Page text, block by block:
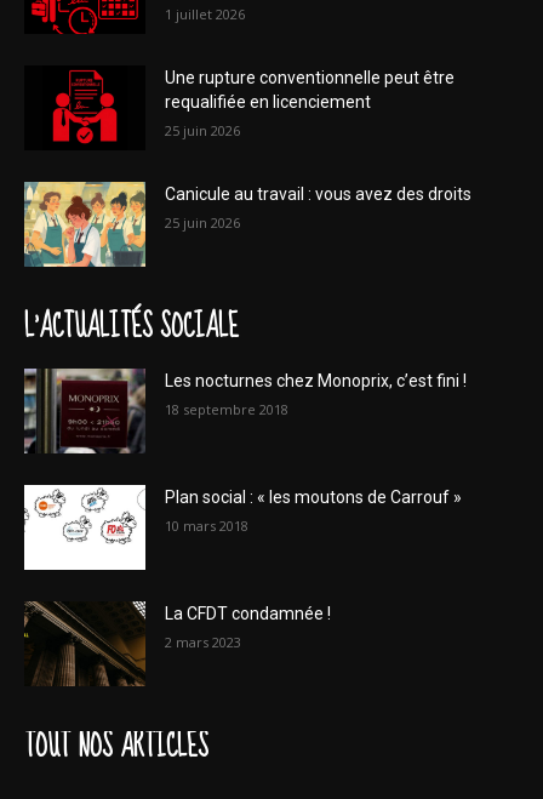
1 juillet 2026
Une rupture conventionnelle peut être
requalifiée en licenciement
25 juin 2026
Canicule au travail : vous avez des droits
25 juin 2026
L'ACTUALITÉS SOCIALE
Les nocturnes chez Monoprix, c’est fini !
18 septembre 2018
Plan social : « les moutons de Carrouf »
10 mars 2018
La CFDT condamnée !
2 mars 2023
TOUT NOS ARTICLES